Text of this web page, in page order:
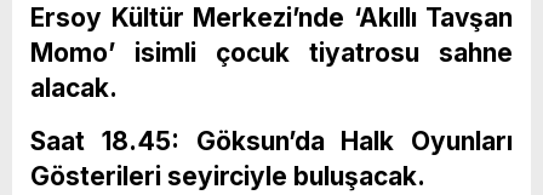
Ersoy Kültür Merkezi’nde ‘Akıllı Tavşan
Momo’ isimli çocuk tiyatrosu sahne
alacak.
Saat 18.45: Göksun’da Halk Oyunları
Gösterileri seyirciyle buluşacak.